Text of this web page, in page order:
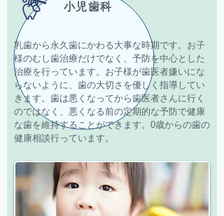
小児歯科
​乳歯から永久歯にかわる大事な時期です。お子
様のむし歯治療だけでなく、予防を中心とした
治療を行っています。お子様が歯医者嫌いにな
らないように、歯の大切さを優しく指導してい
きます。歯は悪くなってから歯医者さんに行く
のではなく、悪くなる前の定期的な予防で健康
な歯を維持することができます。 ​0歳からの歯の
健康相談行っています。